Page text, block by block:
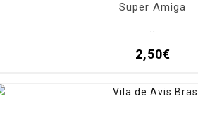
Super Amiga
2,50€